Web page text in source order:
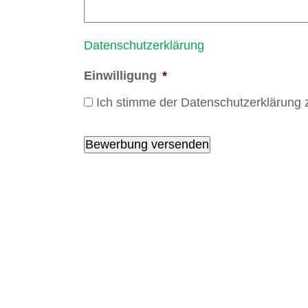
Datenschutzerklärung
Einwilligung *
Ich stimme der Datenschutzerklärung